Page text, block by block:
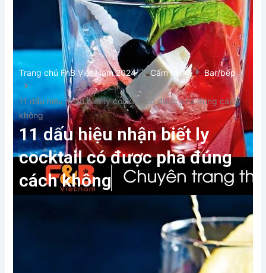
Trang chủ FnB Việt Nam 2024 Cẩm nang Bar/bếp
11 dấu hiệu nhận biết ly cocktail có được pha đúng cách
không
11 dấu hiệu nhận biết ly
cocktail có được pha đúng
cách không